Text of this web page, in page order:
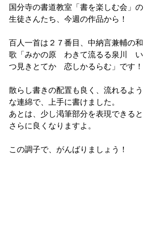
国分寺の書道教室「書を楽しむ会」の
生徒さんたち、今週の作品から！
百人一首は２７番目、中納言兼輔の和
歌「みかの原　わきて流るる泉川　い
つ見きとてか　恋しかるらむ」です！
散らし書きの配置も良く、流れるよう
な連綿で、上手に書けました。
あとは、少し渇筆部分を表現できると
さらに良くなりますよ。
この調子で、がんばりましょう！